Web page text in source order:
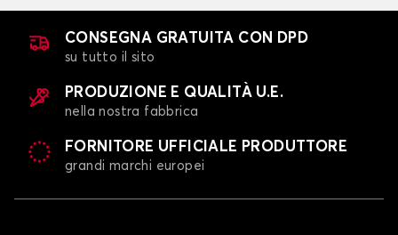
CONSEGNA GRATUITA CON DPD
su tutto il sito
PRODUZIONE E QUALITÀ U.E.
nella nostra fabbrica
FORNITORE UFFICIALE PRODUTTORE
grandi marchi europei